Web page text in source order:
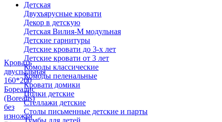
Детская
Двухъярусные кровати
Декор в детскую
Детская Вилия-М модульная
Детские гарнитуры
Детские кровати до 3-х лет
Детские кровати от 3 лет
Комоды классические
Комоды пеленальные
Кровати домики
Полки детские
Стеллажи детские
Столы письменные детские и парты
Кровать
двуспальная
160*200
Бореалис
(Borealis)
без
изножья